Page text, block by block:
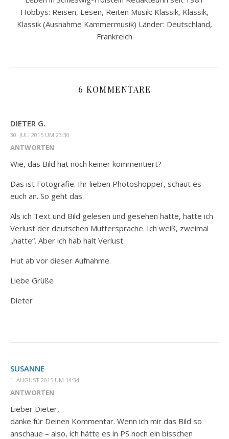
Hobbys: Reisen, Lesen, Reiten Musik: Klassik, Klassik,
Klassik (Ausnahme Kammermusik) Länder: Deutschland,
Frankreich
6 KOMMENTARE
DIETER G.
30. JULI 2015 UM 23:30
ANTWORTEN
Wie, das Bild hat noch keiner kommentiert?
Das ist Fotografie. Ihr lieben Photoshopper, schaut es
euch an. So geht das.
Als ich Text und Bild gelesen und gesehen hatte, hatte ich
Verlust der deutschen Muttersprache. Ich weiß, zweimal
„hatte“. Aber ich hab halt Verlust.
Hut ab vor dieser Aufnahme.
Liebe Grüße
Dieter
SUSANNE
1. AUGUST 2015 UM 14:34
ANTWORTEN
Lieber Dieter,
danke für Deinen Kommentar. Wenn ich mir das Bild so
anschaue – also, ich hätte es in PS noch ein bisschen